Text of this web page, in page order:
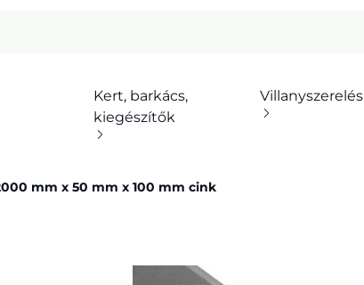
Kert, barkács,
kiegészítők
Villanyszerelés
mm x 50 mm x 100 mm cink